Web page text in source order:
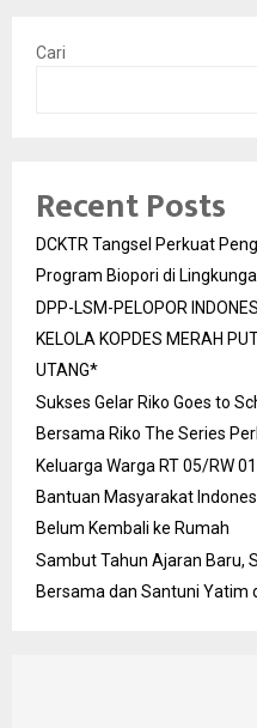
Cari
Recent Posts
DCKTR Tangsel Perkuat
Program Biopori di
DPP-LSM-PELOPOR
KELOLA KOPDES MERAH
UTANG*
Sukses Gelar Riko Goes to
Bersama Riko The Series
Keluarga Warga RT 05/RW
Bantuan Masyarakat
Belum Kembali ke Rumah
Sambut Tahun Ajaran Baru,
Bersama dan Santuni Yatim